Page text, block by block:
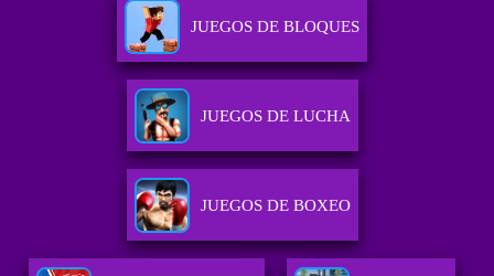
JUEGOS DE BLOQUES
JUEGOS DE LUCHA
JUEGOS DE BOXEO